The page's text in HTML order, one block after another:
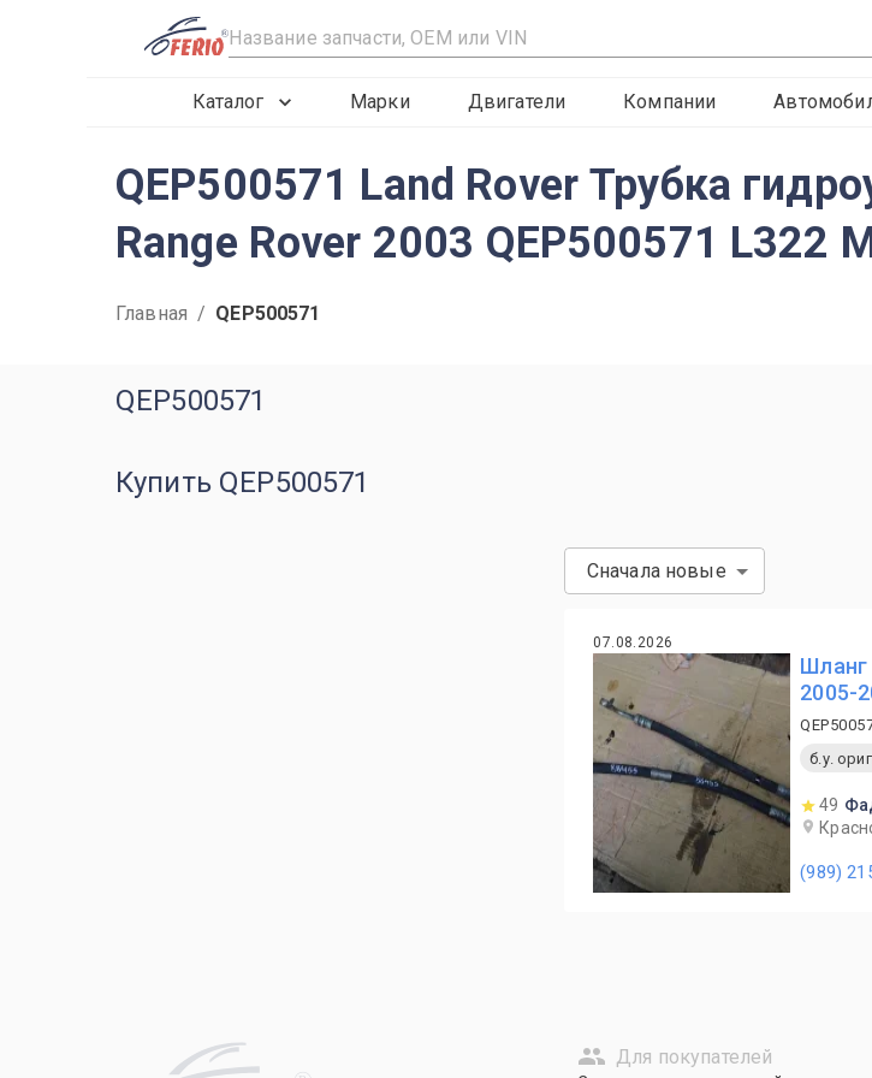
R
Каталог Марки Двигатели Компании
QEP500571 Land Rover Трубка
Range Rover 2003 QEP500571 L322
Главная / QEP500571
QEP500571
Купить QEP500571
Сначала новые
07.08.2026
Шланг
2005-
б.у.
49
(989)
Для покупателей